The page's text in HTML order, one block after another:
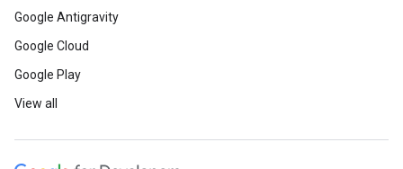
Google Antigravity
Google Cloud
Google Play
View all